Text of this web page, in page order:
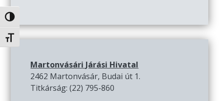
Nagy kontraszt váltása
Betűméret váltása
Martonvásári Járási Hivatal
2462 Martonvásár, Budai út 1.
Titkárság: (22) 795-860